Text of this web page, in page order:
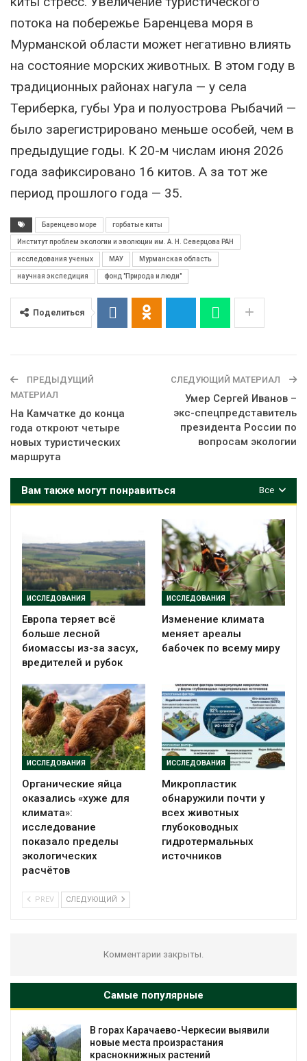
потока на побережье Баренцева моря в
Мурманской области может негативно влиять
на состояние морских животных. В этом году в
традиционных районах нагула — у села
Териберка, губы Ура и полуострова Рыбачий —
было зарегистрировано меньше особей, чем в
предыдущие годы. К 20-м числам июня 2026
года зафиксировано 16 китов. А за тот же
период прошлого года — 35.
Баренцево море горбатые киты
Институт проблем экологии и эволюции им. А. Н. Северцова РАН
исследования ученых МАУ Мурманская область
научная экспедиция фонд "Природа и люди"
Поделиться
ПРЕДЫДУЩИЙ
МАТЕРИАЛ
На Камчатке до конца
года откроют четыре
новых туристических
маршрута
СЛЕДУЮЩИЙ МАТЕРИАЛ
Умер Сергей Иванов –
экс-спецпредставитель
президента России по
вопросам экологии
Все
Вам также могут понравиться
ИССЛЕДОВАНИЯ
Европа теряет всё
больше лесной
биомассы из-за засух,
вредителей и рубок
ИССЛЕДОВАНИЯ
Изменение климата
меняет ареалы
бабочек по всему миру
ИССЛЕДОВАНИЯ
Органические яйца
оказались «хуже для
климата»:
исследование
показало пределы
экологических
расчётов
ИССЛЕДОВАНИЯ
Микропластик
обнаружили почти у
всех животных
глубоководных
гидротермальных
источников
PREV СЛЕДУЮЩИЙ
Комментарии закрыты.
Самые популярные
Черкесии выявили
растений
В Домодедове
последствия